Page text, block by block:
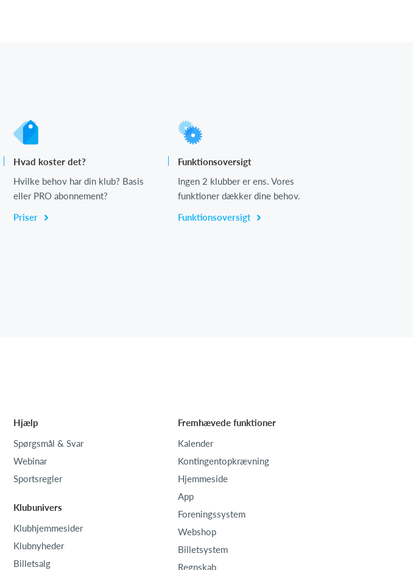
Hvad koster det?
Hvilke behov har din klub? Basis
eller PRO abonnement?
Priser
Funktionsoversigt
Ingen 2 klubber er ens. Vores
funktioner dækker dine behov.
Funktionsoversigt
Hjælp
Spørgsmål & Svar
Webinar
Sportsregler
Klubunivers
Klubhjemmesider
Klubnyheder
Billetsalg
Fremhævede funktioner
Kalender
Kontingentopkrævning
Hjemmeside
App
Foreningssystem
Webshop
Billetsystem
Regnskab